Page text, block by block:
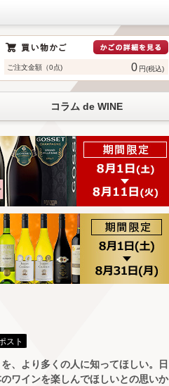
ご注文金額（0点) 0 円(税込)
コラム de WINE
、より多くの人に知ってほしい。日
ワインを楽しんでほしいとの思いか